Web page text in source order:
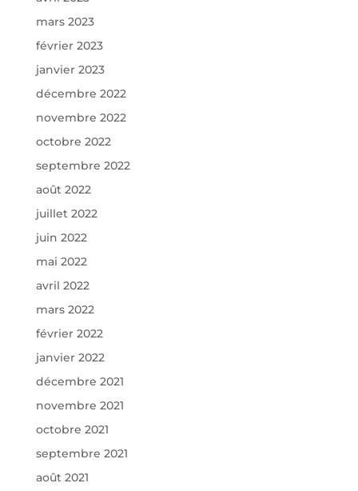
mars 2023
février 2023
janvier 2023
décembre 2022
novembre 2022
octobre 2022
septembre 2022
août 2022
juillet 2022
juin 2022
mai 2022
avril 2022
mars 2022
février 2022
janvier 2022
décembre 2021
novembre 2021
octobre 2021
septembre 2021
août 2021